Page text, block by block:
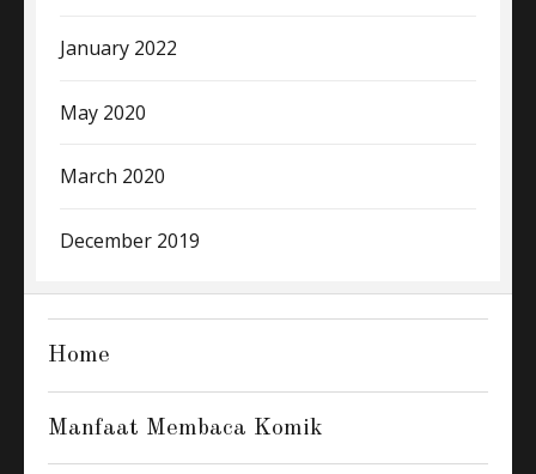
January 2022
May 2020
March 2020
December 2019
Home
Manfaat Membaca Komik